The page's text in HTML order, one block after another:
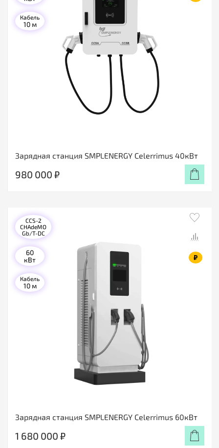
Зарядная станция SMPLENERGY Celerrimus 40кВт
Кабель
10 м
980 000 ₽
Зарядная станция SMPLENERGY Celerrimus 60кВт
₽
CCS-2
CHAdeMO
Gb/T-DC
60
кВт
Кабель
10 м
1 680 000 ₽